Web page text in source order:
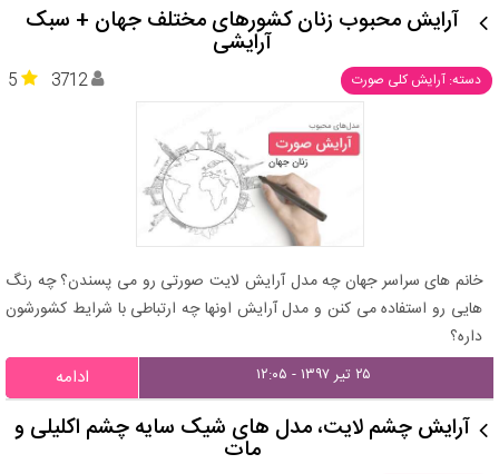
آرایش محبوب زنان کشور‌های مختلف جهان + سبک
آرایشی
دسته: آرایش کلی صورت 5 3712
خانم های سراسر جهان چه مدل آرایش لایت صورتی رو می پسندن؟ چه رنگ
هایی رو استفاده می کنن و مدل آرایش اونها چه ارتباطی با شرایط کشورشون
داره؟
۲۵ تیر ۱۳۹۷ - ۱۲:۰۵ ادامه
آرایش چشم لایت، مدل های شیک سایه چشم اکلیلی و
مات